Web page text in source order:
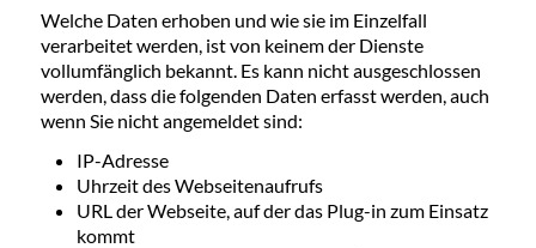
Welche Daten erhoben und wie sie im Einzelfall
verarbeitet werden, ist von keinem der Dienste
vollumfänglich bekannt. Es kann nicht ausgeschlossen
werden, dass die folgenden Daten erfasst werden, auch
wenn Sie nicht angemeldet sind:
IP-Adresse
Uhrzeit des Webseitenaufrufs
URL der Webseite, auf der das Plug-in zum Einsatz
kommt